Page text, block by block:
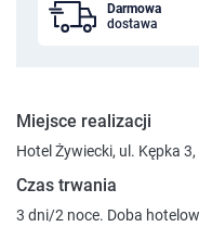
Darmowa
dostawa
Miejsce realizacji
Hotel Żywiecki, ul. Kępka
Czas trwania
3 dni/2 noce. Doba